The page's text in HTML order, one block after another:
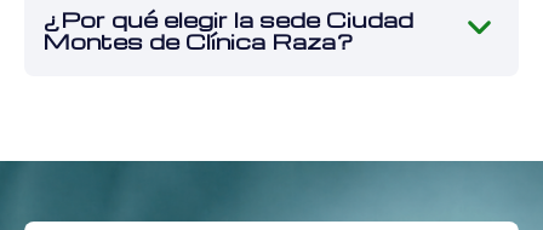
¿Por qué elegir la sede Ciudad
Montes de Clínica Raza?